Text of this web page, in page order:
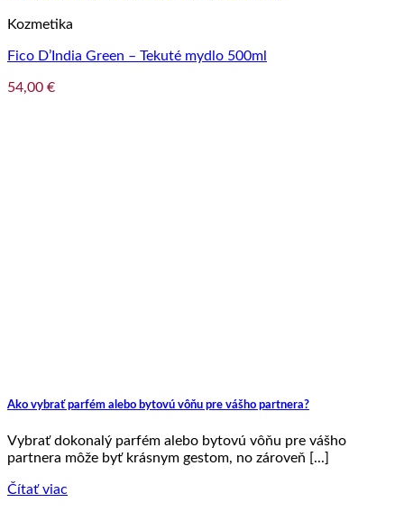
Kozmetika
Fico D’India Green – Tekuté mydlo 500ml
54,00 €
Ako vybrať parfém alebo bytovú vôňu pre vášho partnera?
Vybrať dokonalý parfém alebo bytovú vôňu pre vášho
partnera môže byť krásnym gestom, no zároveň [...]
Čítať viac